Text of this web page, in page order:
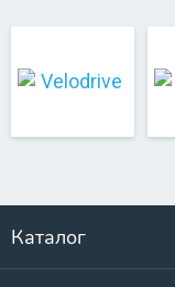
Каталог